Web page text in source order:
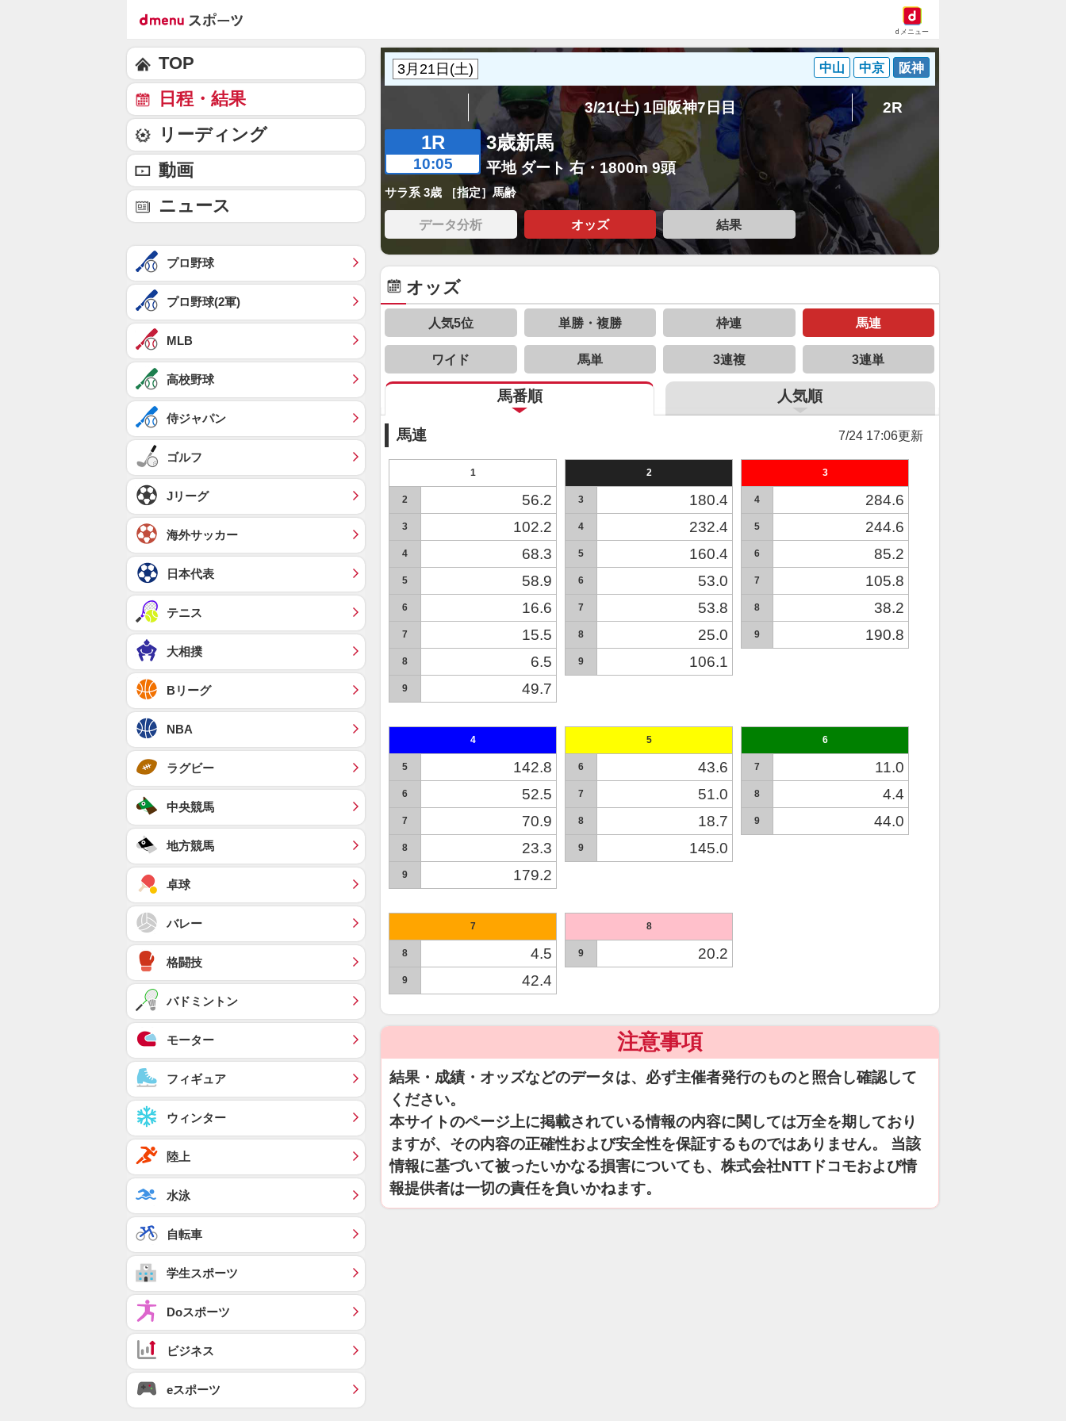
dメニュー
中山 中京 阪神
3/21(土) 1回阪神7日目 2R
1R
10:05
3歳新馬
平地 ダート 右・1800m 9頭
サラ系 3歳 ［指定］馬齢
データ分析 オッズ 結果
オッズ
人気5位 単勝・複勝 枠連 馬連
ワイド 馬単 3連複 3連単
馬番順 人気順
馬連 7/24 17:06更新
1
2 56.2
3 102.2
4 68.3
5 58.9
6 16.6
7 15.5
8 6.5
9 49.7
2
3 180.4
4 232.4
5 160.4
6 53.0
7 53.8
8 25.0
9 106.1
3
4 284.6
5 244.6
6 85.2
7 105.8
8 38.2
9 190.8
4
5 142.8
6 52.5
7 70.9
8 23.3
9 179.2
5
6 43.6
7 51.0
8 18.7
9 145.0
6
7 11.0
8 4.4
9 44.0
7
8 4.5
9 42.4
8
9 20.2
注意事項
結果・成績・オッズなどのデータは、必ず主催者発行のものと照合し確認して
ください。
本サイトのページ上に掲載されている情報の内容に関しては万全を期しており
ますが、その内容の正確性および安全性を保証するものではありません。 当該
情報に基づいて被ったいかなる損害についても、株式会社NTTドコモおよび情
報提供者は一切の責任を負いかねます。
TOP
日程・結果
リーディング
動画
ニュース
プロ野球
プロ野球(2軍)
MLB
高校野球
侍ジャパン
ゴルフ
Jリーグ
海外サッカー
日本代表
テニス
大相撲
Bリーグ
NBA
ラグビー
中央競馬
地方競馬
卓球
バレー
格闘技
バドミントン
モーター
フィギュア
ウィンター
陸上
水泳
自転車
学生スポーツ
Doスポーツ
ビジネス
eスポーツ